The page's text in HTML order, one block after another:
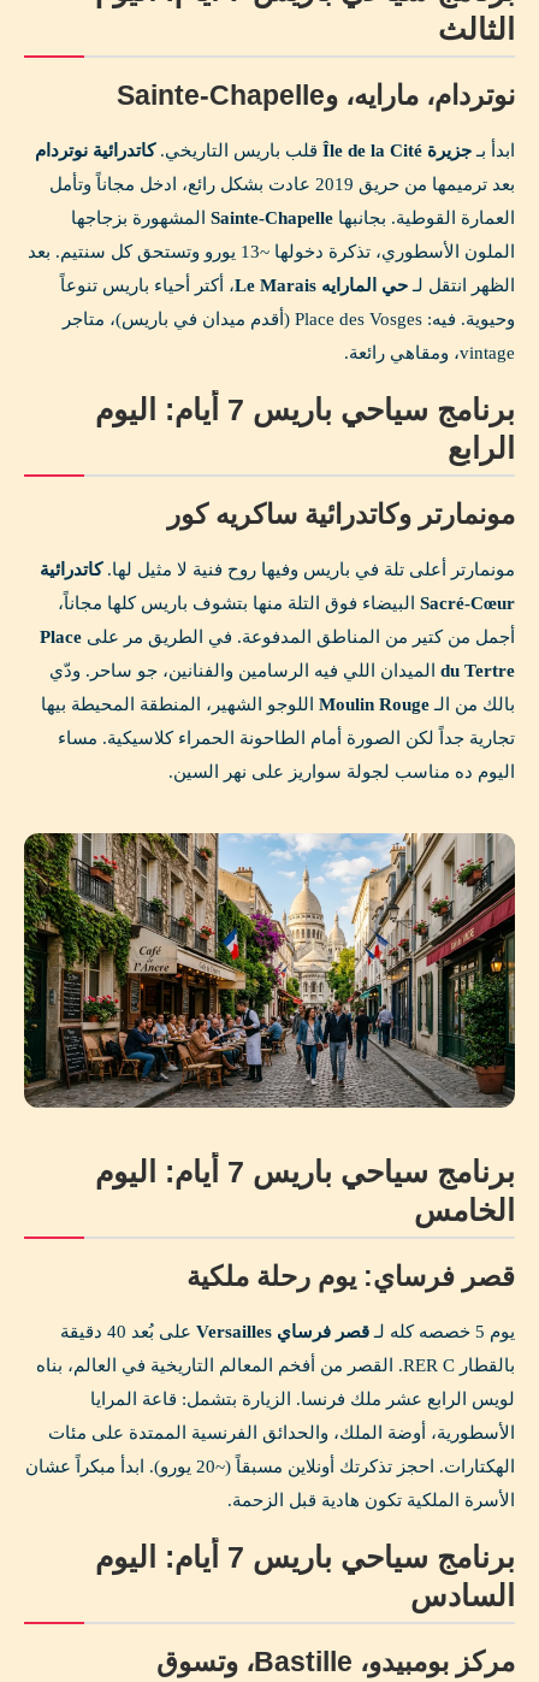
الثالث
نوتردام، مارايه، وSainte-Chapelle
ابدأ بـجزيرة Île de la Cité قلب باريس التاريخي.كاتدرائية نوتردام
بعد ترميمها من حريق 2019 عادت بشكل رائع، ادخل مجاناً وتأمل
العمارة القوطية. بجانبها Sainte-Chapelle المشهورة بزجاجها
الملون الأسطوري، تذكرة دخولها ~13 يورو وتستحق كل سنتيم. بعد
الظهر انتقل لـحي المارايه Le Marais
، أكتر أحياء باريس تنوعاً
وحيوية. فيه: Place des Vosges (أقدم ميدان في باريس)، متاجر
vintage، ومقاهي رائعة.
برنامج سياحي باريس 7 أيام: اليوم
الرابع
مونمارتر وكاتدرائية ساكريه كور
مونمارتر أعلى تلة في باريس وفيها روح فنية لا مثيل لها.كاتدرائية
Sacré-Cœur البيضاء فوق التلة منها بتشوف باريس كلها مجاناً،
أجمل من كتير من المناطق المدفوعة. في الطريق مر على Place
du Tertre الميدان اللي فيه الرسامين والفنانين، جو ساحر. ودّي
بالك من الـMoulin Rouge اللوجو الشهير، المنطقة المحيطة بيها
تجارية جداً لكن الصورة أمام الطاحونة الحمراء كلاسيكية. مساء
اليوم ده مناسب لجولة سواريز على نهر السين.
برنامج سياحي باريس 7 أيام: اليوم
الخامس
قصر فرساي: يوم رحلة ملكية
يوم 5 خصصه كله لـ قصر فرساي Versailles
على بُعد 40 دقيقة
بالقطار RER C. القصر من أفخم المعالم التاريخية في العالم، بناه
لويس الرابع عشر ملك فرنسا. الزيارة بتشمل: قاعة المرايا
الأسطورية، أوضة الملك، والحدائق الفرنسية الممتدة على مئات
الهكتارات. احجز تذكرتك أونلاين مسبقاً (~20 يورو). ابدأ مبكراً عشان
الأسرة الملكية تكون هادية قبل الزحمة.
برنامج سياحي باريس 7 أيام: اليوم
السادس
مركز بومبيدو، Bastille، وتسوق